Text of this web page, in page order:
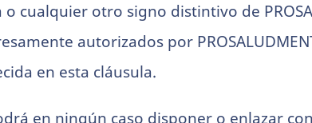
otro signo distintivo de
autorizados por
en esta cláusula.
en ningún caso disponer o enlazar